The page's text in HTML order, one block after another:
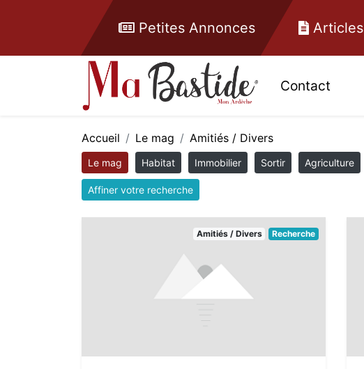
Petites Annonces Articles
Contact
Accueil Le mag Amitiés / Divers
Le mag Habitat Immobilier Sortir Agriculture
Affiner votre recherche
Amitiés / Divers Recherche